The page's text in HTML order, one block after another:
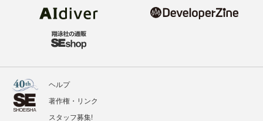
ヘルプ
著作権・リンク
スタッフ募集!